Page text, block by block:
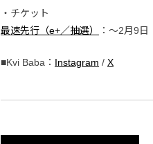
・チケット
最速先行（e+／抽選）
：〜2月9
■Kvi Baba： Instagram / X